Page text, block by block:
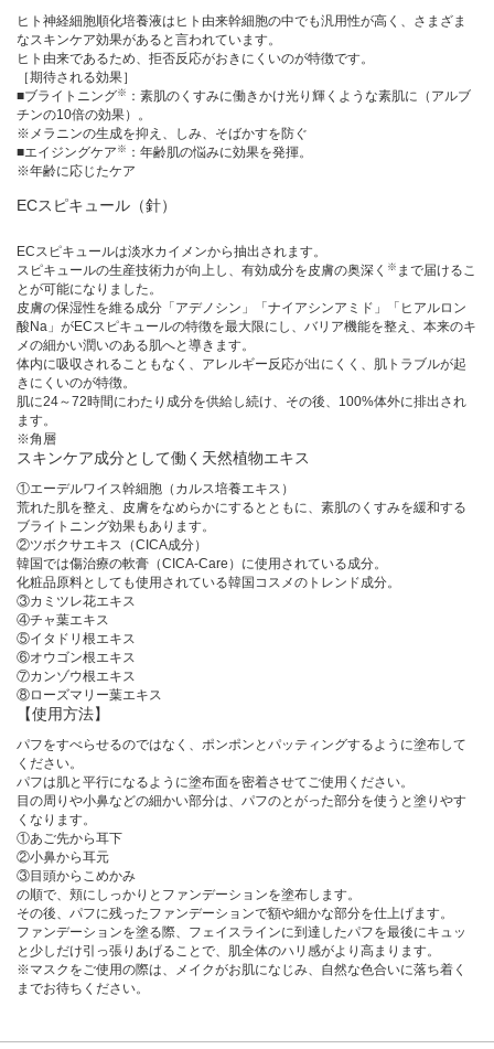
ヒト神経細胞順化培養液はヒト由来幹細胞の中でも汎用性が高く、さまざま
なスキンケア効果があると言われています。
ヒト由来であるため、拒否反応がおきにくいのが特徴です。
［期待される効果］
■ブライトニング※ ：素肌のくすみに働きかけ光り輝くような素肌に（アルブ
チンの10倍の効果）。
※メラニンの生成を抑え、しみ、そばかすを防ぐ
■エイジングケア ※ ：年齢肌の悩みに効果を発揮。
※年齢に応じたケア
ECスピキュール（針）
ECスピキュールは淡水カイメンから抽出されます。
スピキュールの生産技術力が向上し、有効成分を皮膚の奥深く ※ まで届けるこ
とが可能になりました。
皮膚の保湿性を維る成分「アデノシン」「ナイアシンアミド」「ヒアルロン
酸Na」がECスピキュールの特徴を最大限にし、バリア機能を整え、本来のキ
メの細かい潤いのある肌へと導きます。
体内に吸収されることもなく、アレルギー反応が出にくく、肌トラブルが起
きにくいのが特徴。
肌に24～72時間にわたり成分を供給し続け、その後、100%体外に排出され
ます。
※角層
スキンケア成分として働く天然植物エキス
①エーデルワイス幹細胞（カルス培養エキス）
荒れた肌を整え、皮膚をなめらかにするとともに、素肌のくすみを緩和する
ブライトニング効果もあります。
②ツボクサエキス（CICA成分）
韓国では傷治療の軟膏（CICA-Care）に使用されている成分。
化粧品原料としても使用されている韓国コスメのトレンド成分。
③カミツレ花エキス
④チャ葉エキス
⑤イタドリ根エキス
⑥オウゴン根エキス
⑦カンゾウ根エキス
⑧ローズマリー葉エキス
【使用方法】
パフをすべらせるのではなく、ポンポンとパッティングするように塗布して
ください。
パフは肌と平行になるように塗布面を密着させてご使用ください。
目の周りや小鼻などの細かい部分は、パフのとがった部分を使うと塗りやす
くなります。
①あご先から耳下
②小鼻から耳元
③目頭からこめかみ
の順で、頬にしっかりとファンデーションを塗布します。
その後、パフに残ったファンデーションで額や細かな部分を仕上げます。
ファンデーションを塗る際、フェイスラインに到達したパフを最後にキュッ
と少しだけ引っ張りあげることで、肌全体のハリ感がより高まります。
※マスクをご使用の際は、メイクがお肌になじみ、自然な色合いに落ち着く
までお待ちください。